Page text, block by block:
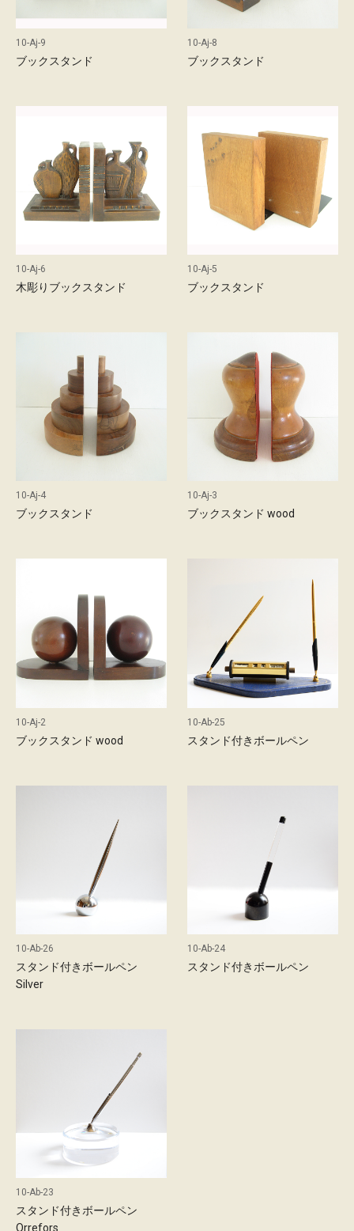
10-Aj-9
ブックスタンド
10-Aj-8
ブックスタンド
10-Aj-6
木彫りブックスタンド
10-Aj-5
ブックスタンド
10-Aj-4
ブックスタンド
10-Aj-3
ブックスタンド wood
10-Aj-2
ブックスタンド wood
10-Ab-25
スタンド付きボールペン
10-Ab-26
スタンド付きボールペン
Silver
10-Ab-24
スタンド付きボールペン
10-Ab-23
スタンド付きボールペン
Orrefors